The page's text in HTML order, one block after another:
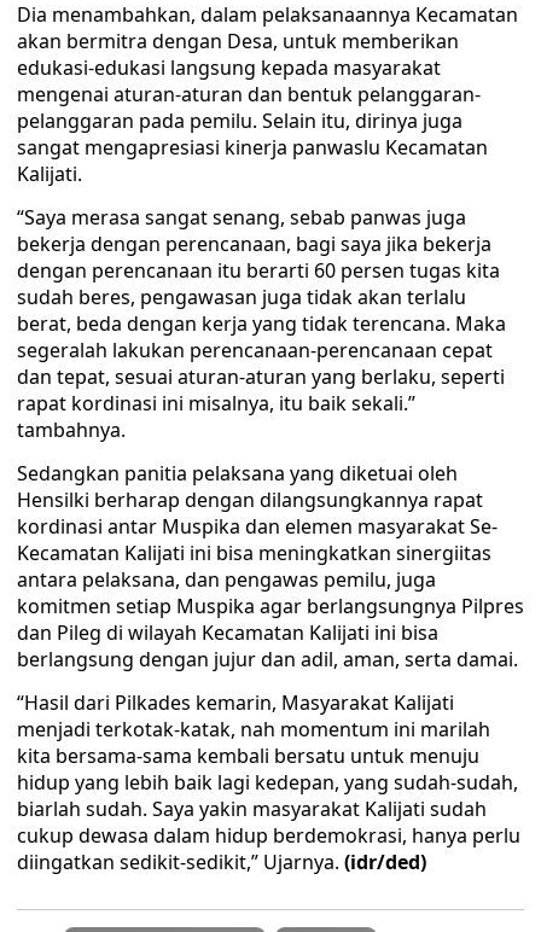
Dia menambahkan, dalam pelaksanaannya Kecamatan
akan bermitra dengan Desa, untuk memberikan
edukasi-edukasi langsung kepada masyarakat
mengenai aturan-aturan dan bentuk pelanggaran-
pelanggaran pada pemilu. Selain itu, dirinya juga
sangat mengapresiasi kinerja panwaslu Kecamatan
Kalijati.
“Saya merasa sangat senang, sebab panwas juga
bekerja dengan perencanaan, bagi saya jika bekerja
dengan perencanaan itu berarti 60 persen tugas kita
sudah beres, pengawasan juga tidak akan terlalu
berat, beda dengan kerja yang tidak terencana. Maka
segeralah lakukan perencanaan-perencanaan cepat
dan tepat, sesuai aturan-aturan yang berlaku, seperti
rapat kordinasi ini misalnya, itu baik sekali.”
tambahnya.
Sedangkan panitia pelaksana yang diketuai oleh
Hensilki berharap dengan dilangsungkannya rapat
kordinasi antar Muspika dan elemen masyarakat Se-
Kecamatan Kalijati ini bisa meningkatkan sinergiitas
antara pelaksana, dan pengawas pemilu, juga
komitmen setiap Muspika agar berlangsungnya Pilpres
dan Pileg di wilayah Kecamatan Kalijati ini bisa
berlangsung dengan jujur dan adil, aman, serta damai.
“Hasil dari Pilkades kemarin, Masyarakat Kalijati
menjadi terkotak-katak, nah momentum ini marilah
kita bersama-sama kembali bersatu untuk menuju
hidup yang lebih baik lagi kedepan, yang sudah-sudah,
biarlah sudah. Saya yakin masyarakat Kalijati sudah
cukup dewasa dalam hidup berdemokrasi, hanya perlu
diingatkan sedikit-sedikit,” Ujarnya. (idr/ded)